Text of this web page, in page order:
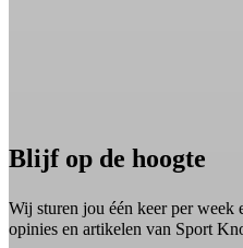
Blijf op de hoogte
Wij sturen jou één keer per
opinies en artikelen van Sport